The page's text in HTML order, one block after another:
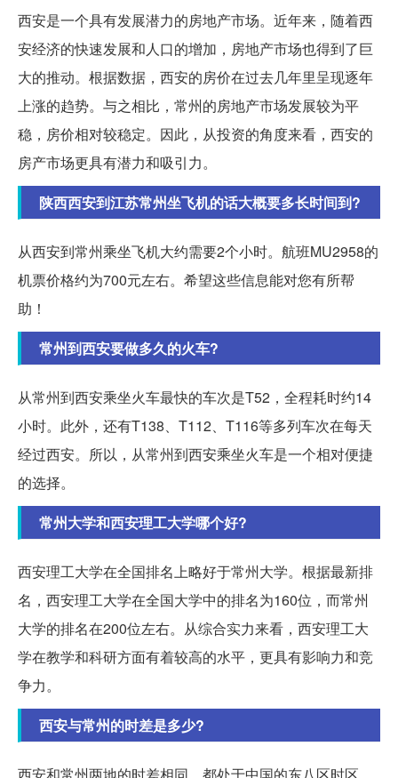
西安是一个具有发展潜力的房地产市场。近年来，随着西
安经济的快速发展和人口的增加，房地产市场也得到了巨
大的推动。根据数据，西安的房价在过去几年里呈现逐年
上涨的趋势。与之相比，常州的房地产市场发展较为平
稳，房价相对较稳定。因此，从投资的角度来看，西安的
房产市场更具有潜力和吸引力。
陕西西安到江苏常州坐飞机的话大概要多长时间到?
从西安到常州乘坐飞机大约需要2个小时。航班MU2958的
机票价格约为700元左右。希望这些信息能对您有所帮
助！
常州到西安要做多久的火车?
从常州到西安乘坐火车最快的车次是T52，全程耗时约14
小时。此外，还有T138、T112、T116等多列车次在每天
经过西安。所以，从常州到西安乘坐火车是一个相对便捷
的选择。
常州大学和西安理工大学哪个好?
西安理工大学在全国排名上略好于常州大学。根据最新排
名，西安理工大学在全国大学中的排名为160位，而常州
大学的排名在200位左右。从综合实力来看，西安理工大
学在教学和科研方面有着较高的水平，更具有影响力和竞
争力。
西安与常州的时差是多少?